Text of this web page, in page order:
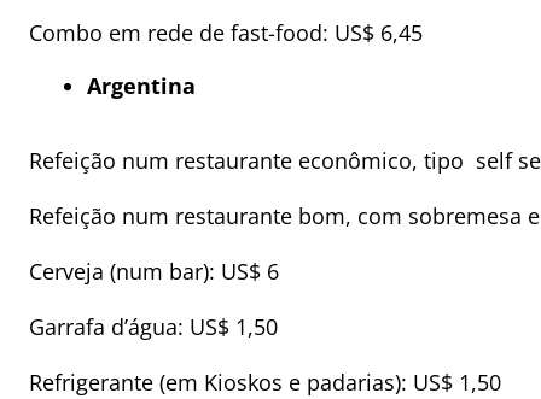
Combo em rede de fast-food: US$ 6,45
Argentina
Refeição num restaurante econômico, tipo self
Refeição num restaurante bom, com sobremesa
Cerveja (num bar): US$ 6
Garrafa d’água: US$ 1,50
Refrigerante (em Kioskos e padarias): US$ 1,50